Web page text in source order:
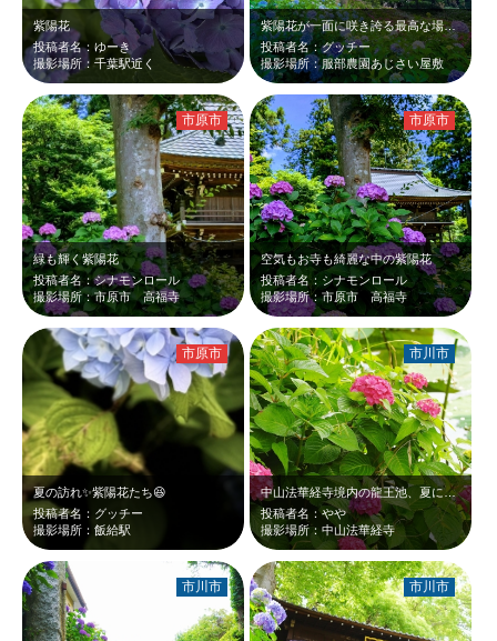
紫陽花
投稿者名：ゆーき
撮影場所：千葉駅近く
紫陽花が一面に咲き誇る最高な場所です😆
投稿者名：グッチー
撮影場所：服部農園あじさい屋敷
緑も輝く紫陽花
投稿者名：シナモンロール
撮影場所：市原市 高福寺
市原市
空気もお寺も綺麗な中の紫陽花
投稿者名：シナモンロール
撮影場所：市原市 高福寺
市原市
夏の訪れ✨️紫陽花たち😆
投稿者名：グッチー
撮影場所：飯給駅
市原市
中山法華経寺境内の龍王池、夏になると蓮の花がきれいに咲くけど、今はあじさいが見…
投稿者名：やや
撮影場所：中山法華経寺
市川市
市川市 市川市